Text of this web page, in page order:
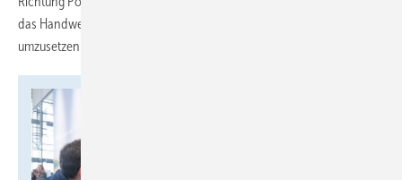
das Handwerk zeigten sich laut Becker bereit, die Wärmewende
umzusetzen.